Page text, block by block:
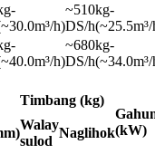
h)
~510kg-
DS/
h)
~680kg-
DS/
Timbang (kg)
(kW)
Walay
sulod
Naglihok